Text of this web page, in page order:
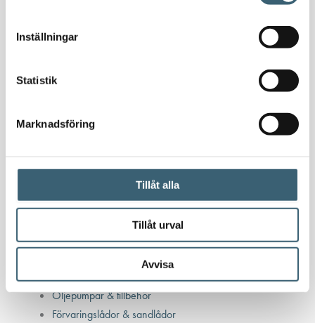
Inställningar
Statistik
Marknadsföring
Tillåt alla
Tillåt urval
Avvisa
Bensin
Bensinutrustning
Kemikalietankar
Verkstad
Uppsamlingskärl för fat & IBC
Spilloljetankar & utrustning
Oljepumpar & tillbehör
Förvaringslådor & sandlådor